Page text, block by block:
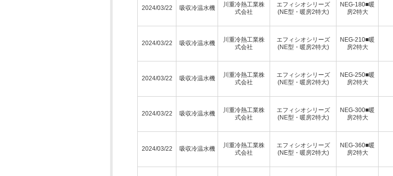
2024/03/22 吸収冷温水機
川重冷熱工業株
式会社
エフィシオシリーズ
(NE型・暖房2特大)
NEG-180■暖
房2特大
2024/03/22 吸収冷温水機
川重冷熱工業株
式会社
エフィシオシリーズ
(NE型・暖房2特大)
NEG-210■暖
房2特大
2024/03/22 吸収冷温水機
川重冷熱工業株
式会社
エフィシオシリーズ
(NE型・暖房2特大)
NEG-250■暖
房2特大
2024/03/22 吸収冷温水機
川重冷熱工業株
式会社
エフィシオシリーズ
(NE型・暖房2特大)
NEG-300■暖
房2特大
2024/03/22 吸収冷温水機
川重冷熱工業株
式会社
エフィシオシリーズ
(NE型・暖房2特大)
NEG-360■暖
房2特大